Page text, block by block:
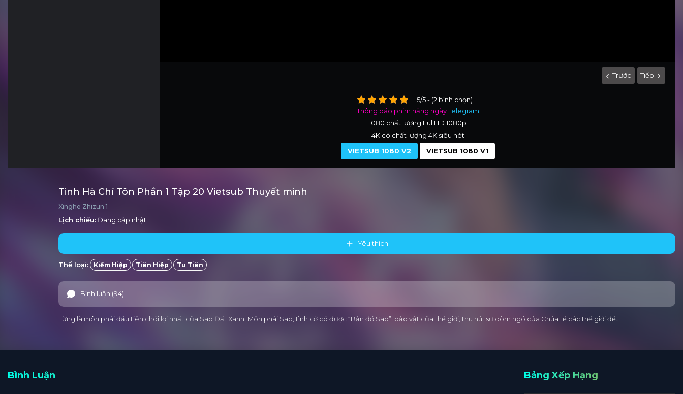
Trước Tiếp
5/5 - (2 bình chọn)
Thông báo phim hằng ngàyTelegram
1080 chất lượng FullHD 1080p
4K có chất lượng 4K siêu nét
VIETSUB 1080 V2
VIETSUB 1080 V1
Tinh Hà Chí Tôn Phần 1 Tập 20 Vietsub Thuyết minh
Xinghe Zhizun 1
Lịch chiếu:Đang cập nhật
Yêu thích
Thể loại: Kiếm Hiệp Tiên Hiệp Tu Tiên
Bình luận (94)
Từng là môn phái đầu tiên chói lọi nhất của Sao Đất Xanh, Môn phái Sao, tình cờ có được “Bản đồ Sao”, bảo vật của thế giới, thu hút sự dòm ngó của Chúa tể các thế giới để…
Bình Luận Bảng Xếp Hạng